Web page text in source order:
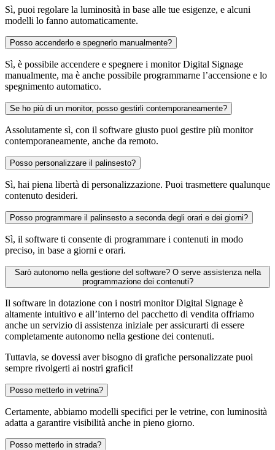
Sì, puoi regolare la luminosità in base alle tue esigenze, e alcuni
modelli lo fanno automaticamente.
Posso accenderlo e spegnerlo manualmente?
Sì, è possibile accendere e spegnere i monitor Digital Signage
manualmente, ma è anche possibile programmarne l’accensione e lo
spegnimento automatico.
Se ho più di un monitor, posso gestirli contemporaneamente?
Assolutamente sì, con il software giusto puoi gestire più monitor
contemporaneamente, anche da remoto.
Posso personalizzare il palinsesto?
Sì, hai piena libertà di personalizzazione. Puoi trasmettere qualunque
contenuto desideri.
Posso programmare il palinsesto a seconda degli orari e dei giorni?
Sì, il software ti consente di programmare i contenuti in modo
preciso, in base a giorni e orari.
Sarò autonomo nella gestione del software? O serve assistenza nella
programmazione dei contenuti?
Il software in dotazione con i nostri monitor Digital Signage è
altamente intuitivo e all’interno del pacchetto di vendita offriamo
anche un servizio di assistenza iniziale per assicurarti di essere
completamente autonomo nella gestione dei contenuti.
Tuttavia, se dovessi aver bisogno di grafiche personalizzate puoi
sempre rivolgerti ai nostri grafici!
Posso metterlo in vetrina?
Certamente, abbiamo modelli specifici per le vetrine, con luminosità
adatta a garantire visibilità anche in pieno giorno.
Posso metterlo in strada?